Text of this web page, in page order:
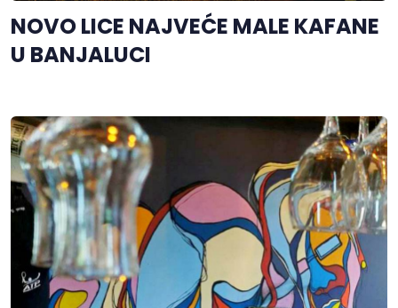
NOVO LICE NAJVEĆE MALE KAFANE
U BANJALUCI